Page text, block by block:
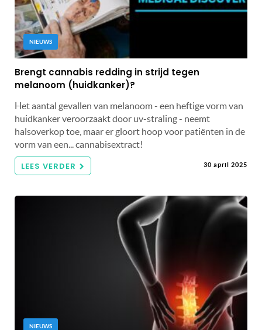
NIEUWS
Brengt cannabis redding in strijd tegen
melanoom (huidkanker)?
Het aantal gevallen van melanoom - een heftige vorm van
huidkanker veroorzaakt door uv-straling - neemt
halsoverkop toe, maar er gloort hoop voor patiënten in de
vorm van een... cannabisextract!
LEES VERDER 30 april 2025
NIEUWS